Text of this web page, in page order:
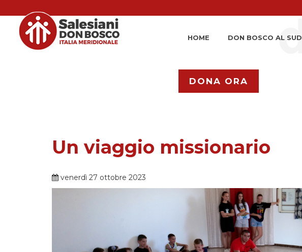
HOME DON BOSCO AL SUD
DONA ORA
Un viaggio missionario
venerdì 27 ottobre 2023